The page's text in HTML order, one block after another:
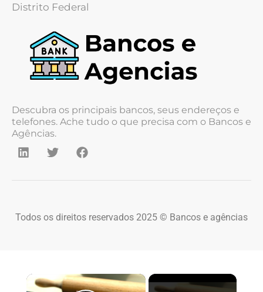
Distrito Federal
Descubra os principais bancos, seus endereços e
telefones. Ache tudo o que precisa com o Bancos e
Agências.
Todos os direitos reservados 2025 © Bancos e agências
×